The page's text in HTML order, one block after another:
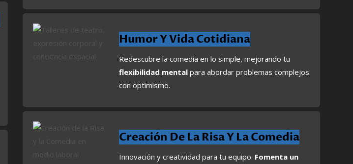
Humor Y Vida Cotidiana
Redescubre la comedia en lo simple, mejorando tu
flexibilidad mental para abordar problemas complejos
con optimismo.
Creación De La Risa Y La Comedia
Innovación y creatividad para tu equipo. Fomenta un